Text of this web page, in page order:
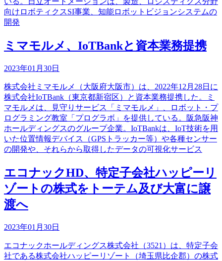
向けロボティクスSI事業、知能ロボットビジョンシステムの
開発
ミマモルメ、IoTBankと資本業務提携
2023年01月30日
株式会社ミマモルメ（大阪府大阪市）は、2022年12月28日に
株式会社IoTBank（東京都新宿区）と資本業務提携した。ミ
マモルメは、見守りサービス「ミマモルメ」、ロボット・プ
ログラミング教室「プログラボ」を提供している。阪急阪神
ホールディングスのグループ企業。IoTBankは、IoT技術を用
いた位置情報デバイス（GPSトラッカー等）や各種センサー
の開発や、それらから取得したデータの可視化サービス
エコナックHD、特定子会社ハッピーリ
ゾートの株式をトーテム及び大富に譲
渡へ
2023年01月30日
エコナックホールディングス株式会社（3521）は、特定子会
社である株式会社ハッピーリゾート（埼玉県比企郡）の株式